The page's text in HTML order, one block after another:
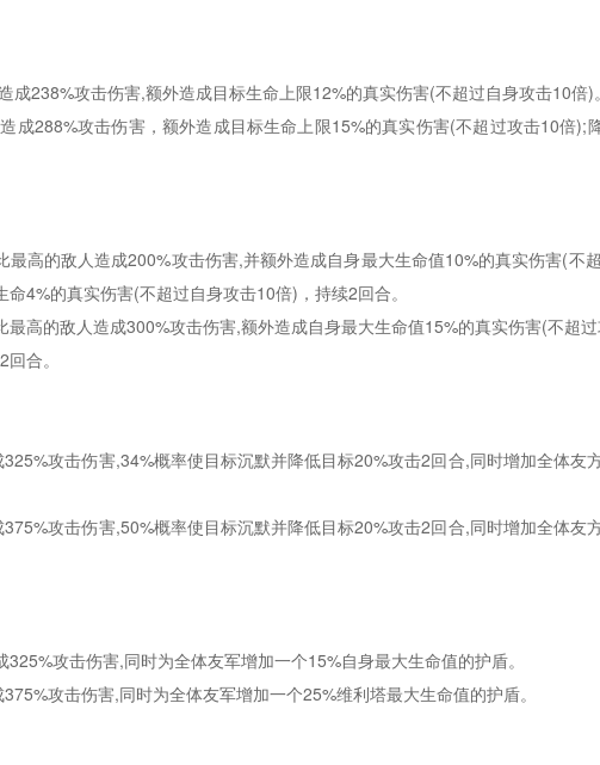
成238%攻击伤害,额外造成目标生命上限12%的真实伤害(不超过自身攻击10倍)。
成288%攻击伤害，额外造成目标生命上限15%的真实伤害(不超过攻击10倍);
最高的敌人造成200%攻击伤害,并额外造成自身最大生命值10%的真实伤害(不
4%的真实伤害(不超过自身攻击10倍)，持续2回合。
最高的敌人造成300%攻击伤害,额外造成自身最大生命值15%的真实伤害(不超
合。
325%攻击伤害,34%概率使目标沉默并降低目标20%攻击2回合,同时增加全体友
375%攻击伤害,50%概率使目标沉默并降低目标20%攻击2回合,同时增加全体友
325%攻击伤害,同时为全体友军增加一个15%自身最大生命值的护盾。
375%攻击伤害,同时为全体友军增加一个25%维利塔最大生命值的护盾。